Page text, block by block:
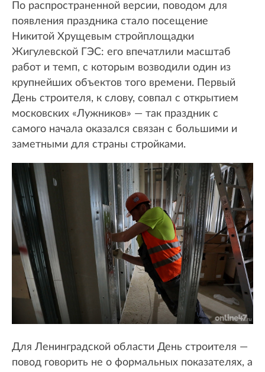
По распространенной версии, поводом для
появления праздника стало посещение
Никитой Хрущевым стройплощадки
Жигулевской ГЭС: его впечатлили масштаб
работ и темп, с которым возводили один из
крупнейших объектов того времени. Первый
День строителя, к слову, совпал с открытием
московских «Лужников» — так праздник с
самого начала оказался связан с большими и
заметными для страны стройками.
Для Ленинградской области День строителя —
повод говорить не о формальных показателях, а